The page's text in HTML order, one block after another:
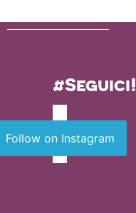
#Seguici!
Follow on Instagram